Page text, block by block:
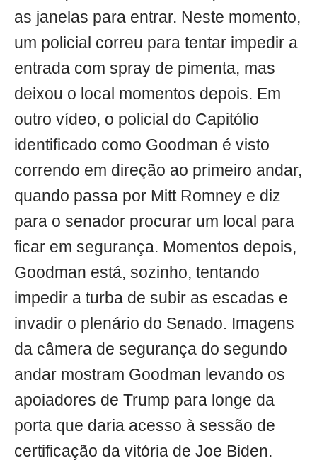
as janelas para entrar. Neste momento,
um policial correu para tentar impedir a
entrada com spray de pimenta, mas
deixou o local momentos depois. Em
outro vídeo, o policial do Capitólio
identificado como Goodman é visto
correndo em direção ao primeiro andar,
quando passa por Mitt Romney e diz
para o senador procurar um local para
ficar em segurança. Momentos depois,
Goodman está, sozinho, tentando
impedir a turba de subir as escadas e
invadir o plenário do Senado. Imagens
da câmera de segurança do segundo
andar mostram Goodman levando os
apoiadores de Trump para longe da
porta que daria acesso à sessão de
certificação da vitória de Joe Biden.